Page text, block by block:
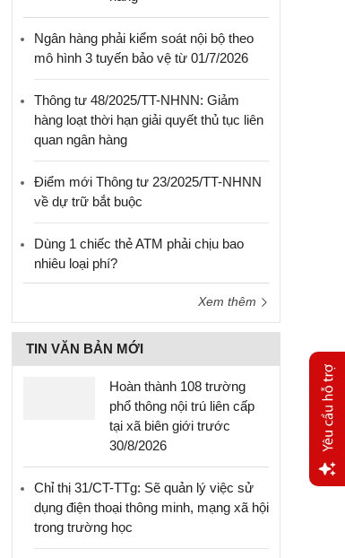
Ngân hàng phải kiểm soát nội bộ theo
mô hình 3 tuyến bảo vệ từ 01/7/2026
Thông tư 48/2025/TT-NHNN: Giảm
hàng loạt thời hạn giải quyết thủ tục liên
quan ngân hàng
Điểm mới Thông tư 23/2025/TT-NHNN
về dự trữ bắt buộc
Dùng 1 chiếc thẻ ATM phải chịu bao
nhiêu loại phí?
Xem thêm
TIN VĂN BẢN MỚI
Hoàn thành 108 trường
phổ thông nội trú liên cấp
tại xã biên giới trước
30/8/2026
Chỉ thị 31/CT-TTg: Sẽ quản lý việc sử
dụng điện thoại thông minh, mạng xã hội
trong trường học